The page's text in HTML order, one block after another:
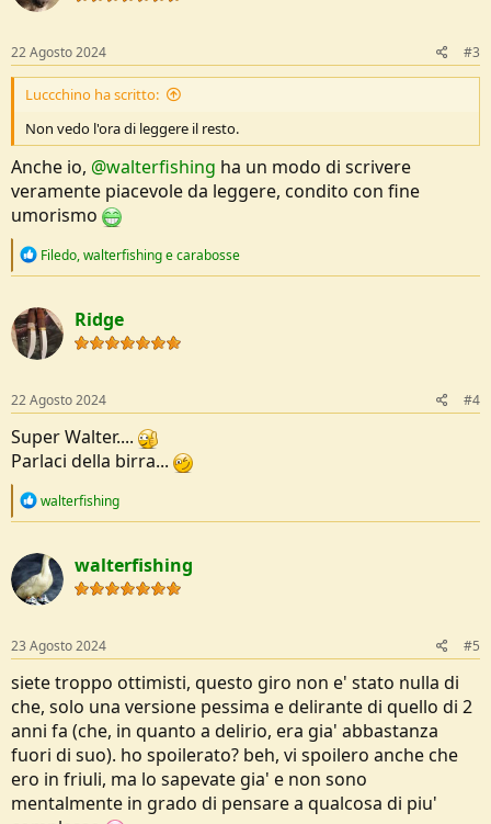
o
s
:
22 Agosto 2024 #3
Luccchino ha scritto:
Non vedo l'ora di leggere il resto.
Anche io, @walterfishing ha un modo di scrivere
veramente piacevole da leggere, condito con fine
umorismo
R
c
t
i
o
s
:
Filedo,walterfishingecarabosse
Ridge
22 Agosto 2024 #4
Super Walter....
Parlaci della birra...
R
c
t
i
o
s
:
walterfishing
walterfishing
23 Agosto 2024 #5
siete troppo ottimisti, questo giro non e' stato nulla di
che, solo una versione pessima e delirante di quello di 2
anni fa (che, in quanto a delirio, era gia' abbastanza
fuori di suo). ho spoilerato? beh, vi spoilero anche che
ero in friuli, ma lo sapevate gia' e non sono
mentalmente in grado di pensare a qualcosa di piu'